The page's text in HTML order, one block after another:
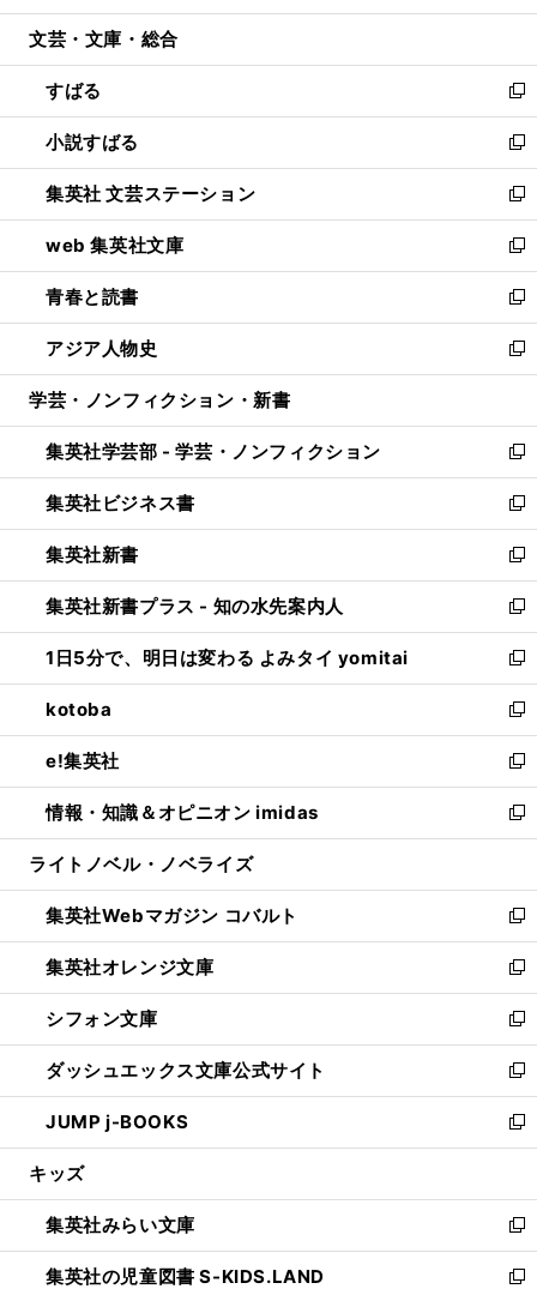
開
ウ
開
く
ン
ウ
で
開
く
ウ
ン
ド
ウ
で
開
く
文芸・文庫・総合
すばる
新
し
い
ウ
ィ
ン
ド
ウ
で
開
く
小説すばる
新
し
い
ウ
ィ
ン
ド
ウ
で
開
集英社 文芸ステーション
新
し
い
ウ
ィ
ン
ド
ウ
開
く
web 集英社文庫
新
し
い
ウ
ィ
ン
ウ
で
開
く
青春と読書
新
し
い
ウ
ン
ド
ウ
で
開
く
アジア人物史
新
し
ウ
ィ
ン
ド
ウ
で
開
く
学芸・ノンフィクション・新書
集英社学芸部 - 学芸・ノンフィクション
新
し
い
ウ
ィ
ン
ド
ウ
で
開
く
集英社ビジネス書
新
し
い
ウ
ィ
ン
ド
ウ
で
開
く
集英社新書
新
し
い
ウ
ィ
ン
ド
ウ
で
開
く
集英社新書プラス - 知の水先案内人
新
し
い
ウ
ィ
ン
ド
ウ
で
開
1日5分で、明日は変わる よみタイ yomitai
新
し
い
ウ
ィ
ン
ド
ウ
開
く
kotoba
新
し
い
ウ
ィ
ン
ウ
で
開
く
e!集英社
新
し
い
ウ
ン
ド
ウ
で
開
く
情報・知識＆オピニオン imidas
新
し
ウ
ィ
ン
ド
ウ
で
開
く
ライトノベル・ノベライズ
集英社Webマガジン コバルト
新
し
い
ウ
ィ
ン
ド
ウ
で
開
集英社オレンジ文庫
新
し
い
ウ
ィ
ン
ド
ウ
開
く
シフォン文庫
新
し
い
ウ
ィ
ン
ウ
で
開
く
ダッシュエックス文庫公式サイト
新
し
い
ウ
ン
ド
ウ
で
JUMP j-BOOKS
新
し
ウ
ィ
ン
ド
キッズ
集英社みらい文庫
新
し
い
集英社の児童図書 S-KIDS.LAND
新